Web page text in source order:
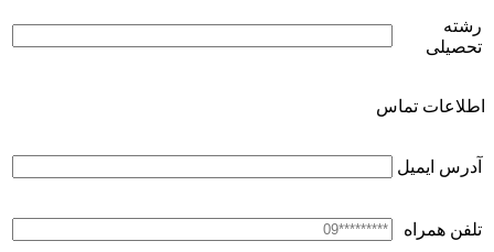
رشته
تحصیلی
اطلاعات تماس
آدرس ایمیل
تلفن همراه